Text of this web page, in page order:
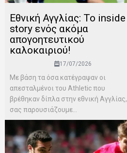
Εθνική Αγγλίας: Το inside
story ενός ακόμα
απογοητευτικού
καλοκαιριού!
17/07/2026
Mε βάση τα όσα κατέγραψαν οι
απεσταλμένοι του Αthletic που
βρέθηκαν δίπλα στην εθνική Αγγλίας,
σας παρουσιάζουμε...